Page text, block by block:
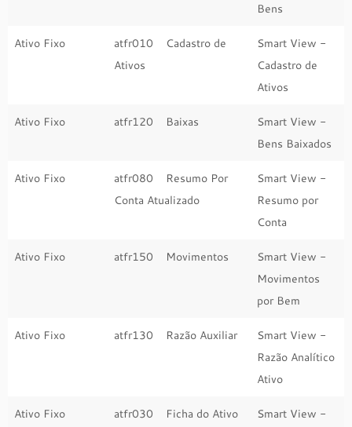
Bens
Ativo Fixo
atfr010 Cadastro de
Ativos
Smart View -
Cadastro de
Ativos
Ativo Fixo atfr120 Baixas
Smart View -
Bens Baixados
Ativo Fixo
atfr080 Resumo Por
Conta Atualizado
Smart View -
Resumo por
Conta
Ativo Fixo atfr150 Movimentos
Smart View -
Movimentos
por Bem
Ativo Fixo atfr130 Razão Auxiliar
Smart View -
Razão Analítico
Ativo
Ativo Fixo atfr030 Ficha do Ativo
Smart View -